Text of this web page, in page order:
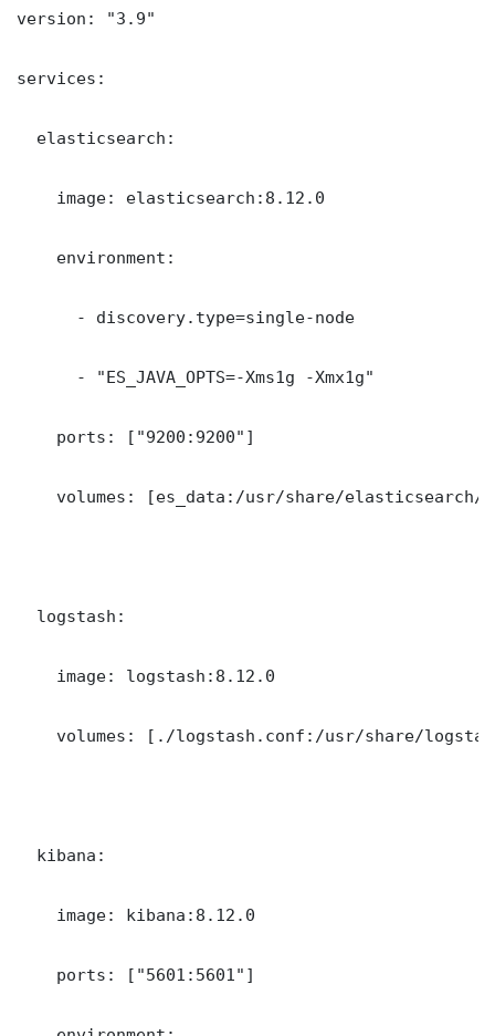
version: "3.9"
services:
  elasticsearch:
    image: elasticsearch:8.12.0
    environment:
      - discovery.type=single-node
      - "ES_JAVA_OPTS=-Xms1g -Xmx1g"
    ports: ["9200:9200"]
volumes: [es_data:/usr/share/elasticsearch/
  logstash:
    image: logstash:8.12.0
volumes: [./logstash.conf:/usr/share/
  kibana:
    image: kibana:8.12.0
    ports: ["5601:5601"]